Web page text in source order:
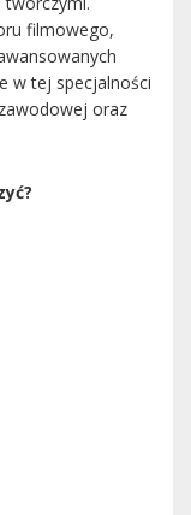
filmowego,
w tej specjalności
oraz